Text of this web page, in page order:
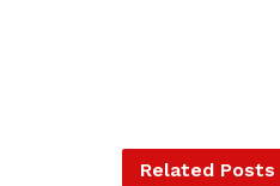
Related Posts